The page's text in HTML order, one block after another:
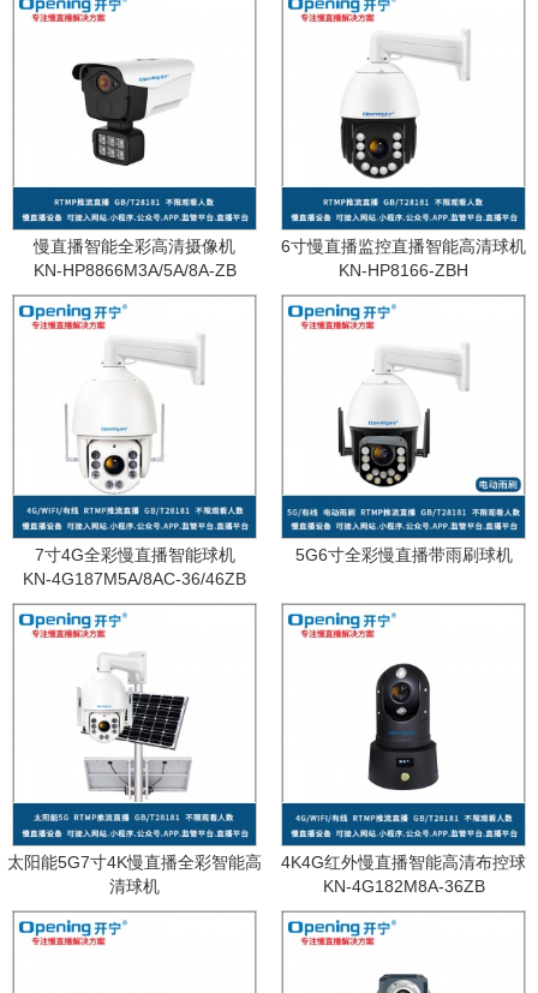
慢直播智能全彩高清摄像机
KN-HP8866M3A/5A/8A-ZB
6寸慢直播监控直播智能高清球机
KN-HP8166-ZBH
7寸4G全彩慢直播智能球机
KN-4G187M5A/8AC-36/46ZB
5G6寸全彩慢直播带雨刷球机
太阳能5G7寸4K慢直播全彩智能高
清球机
4K4G红外慢直播智能高清布控球
KN-4G182M8A-36ZB